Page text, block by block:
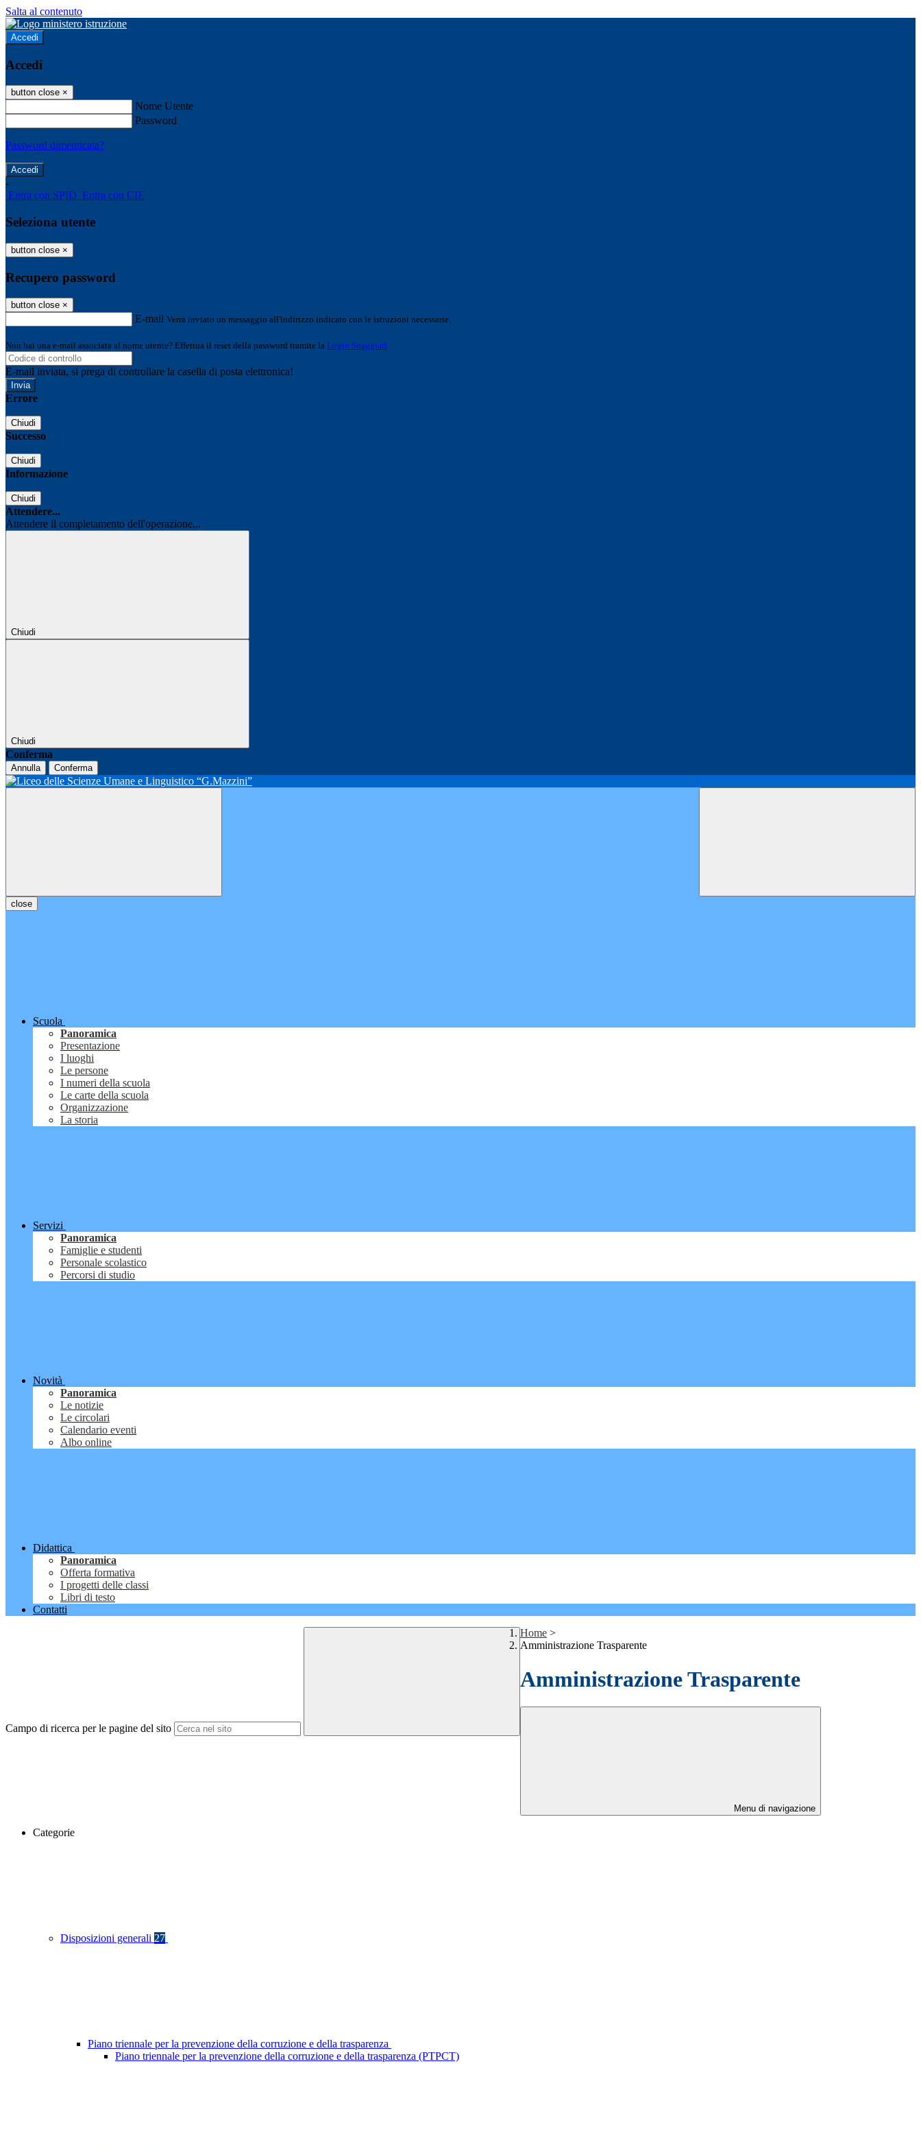
Salta al contenuto
Accedi
Accedi
button close ×
Nome Utente
Password
Password dimenticata?
-
Entra con SPID Entra con CIE
Seleziona utente
button close ×
Recupero password
button close ×
E-mail Verrà inviato un messaggio all'indirizzo indicato con le istruzioni necessarie.
Non hai una e-mail associata al nome utente? Effettua il reset della password tramite la Login Spaggiari
E-mail inviata, si prega di controllare la casella di posta elettronica!
Errore
Chiudi
Successo
Chiudi
Informazione
Chiudi
Attendere...
Attendere il completamento dell'operazione...
Chiudi
Chiudi
Conferma
Annulla Conferma
close
Scuola
Panoramica
Presentazione
I luoghi
Le persone
I numeri della scuola
Le carte della scuola
Organizzazione
La storia
Servizi
Panoramica
Famiglie e studenti
Personale scolastico
Percorsi di studio
Novità
Panoramica
Le notizie
Le circolari
Calendario eventi
Albo online
Didattica
Panoramica
Offerta formativa
I progetti delle classi
Libri di testo
Contatti
Campo di ricerca per le pagine del sito
Home >
Amministrazione Trasparente
Amministrazione Trasparente
Menu di navigazione
Categorie
Disposizioni generali 27
Piano triennale per la prevenzione della corruzione e della trasparenza
Piano triennale per la prevenzione della corruzione e della trasparenza (PTPCT)